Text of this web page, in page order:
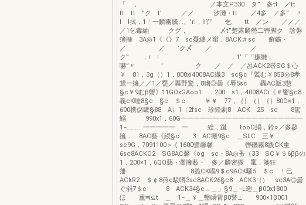
「 ， ／本文P330 タ” 多tt ／tt
tt tt ”ク t’ ／／ 汐灘・tt ／4多 ／多” 〃
I I拭，1「一麟幽騰∴、’rl，ll㍗ 乞 tt ／ン ／／／
／1乞毒紬 クグ， 〆t”楚露麟勢二轡脚ク 診磐
簿擁 3A◎1《《》7 sc憂纏メ辮．8ACK＃sc 癬鑛・
／ ／ ’ク〆 ／ ／
ク” ，r I ，1’『「嫌雛
嚇”〃 ’ ク ／ ／ ／呂ACK2尋SC＄心
￥ 81，3g（）1，000xi4008AC織3 sc§c『鷲む￥85β◎8孝
鴛一擁／／1／甕／轟野驚，8幽◎曇《辱5sc 轟AC販3慧
§c￥9むβ蟹》11GOxGAoo1 ．200 ×1，4008ACi《＃饗§c8
義cK唾8§c §c ＄c ￥￥ 77，｛｝（｝｛｝80D×1，
600携儲畿§88 A）1〈2fsc 珍鍾劇8 ACK 25 sc 8駕
鰯 990x1．60G一一一一一一一一一一一一一一一一一一一
1−…………一一一一一 一 総，蹴 tooO絹，鈴○／多蓼
擁． 8AC藝《綬§c 3 AC搬9§c．＿SLC 三￥
sc9G，7091100＞く1600鷺馨馨 轡磯霧8践CK重
6sc8ACKO2 SG8AC馨《og sc・8A◎蚤｛33 SC￥＄6ββの
1，200×1，6QO藝・灘擁薮・ 多／麟密拶 竃，箋狂
藩 8義CK唱9＄c9ACK騒5 ＄c ！巳
ACkR2 ＄￠8燕c駁噂3sc8ACK26§c8 ACK3｛） sc3A◎曇
ぐ弱7＄c 8 ACK34§c→＿」§9＿−L遡＿β00x1800
ほ 薫≡i⊆t ＿ 1−＿￥＿墾瞬胃β0警⊥ 900×1β001